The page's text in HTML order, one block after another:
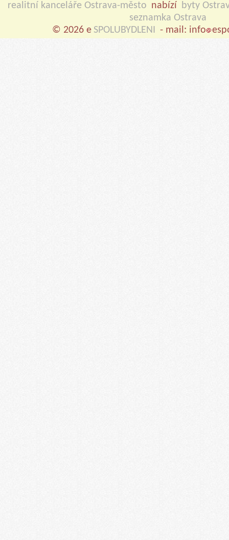
realitní kanceláře Ostrava-město nabízí byty
seznamka Ostrava
© 2026 e SPOLUBYDLENI - mail: info